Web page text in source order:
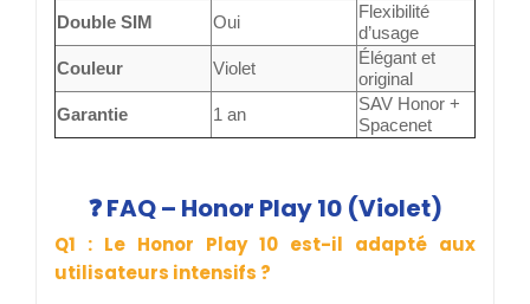
Double SIM Oui
Flexibilité
d’usage
Couleur
Violet
Élégant et
original
Garantie
1 an
SAV Honor +
Spacenet
❓ FAQ – Honor Play 10 (Violet)
Q1 : Le Honor Play 10 est-il adapté aux
utilisateurs intensifs ?